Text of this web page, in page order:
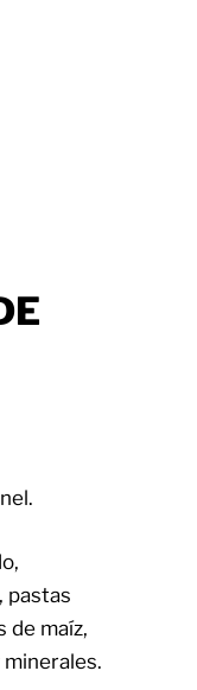
pastas
de maíz,
minerales.